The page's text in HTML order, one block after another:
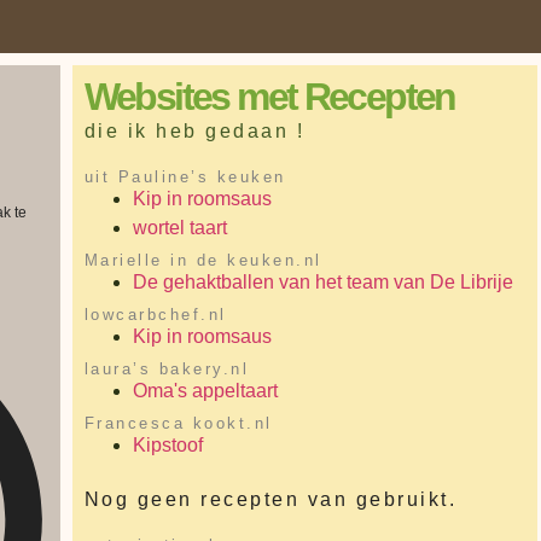
te
Websites met Recepten
die ik heb gedaan !
uit Pauline’s keuken
Kip in roomsaus
wortel taart
Marielle in de keuken.nl
De gehaktballen van het team van De Librije
lowcarbchef.nl
Kip in roomsaus
laura’s bakery.nl
Oma's appeltaart
Francesca kookt.nl
Kipstoof
Nog geen recepten van gebruikt.